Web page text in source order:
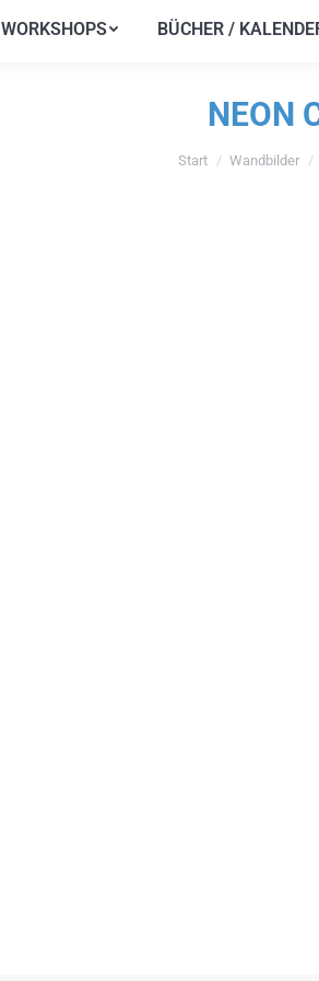
WORKSHOPS BÜCHER /
NEON
Sie befinden sich
Start Wandbilder
WORKSHOPS BÜCHER /